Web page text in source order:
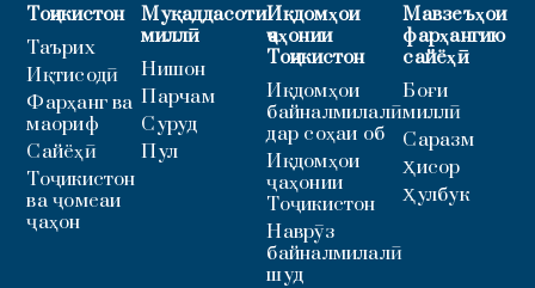
Тоҷикистон
Таърих
Иқтисодӣ
Фарҳанг ва
маориф
Сайёҳӣ
Тоҷикистон
ва ҷомеаи
ҷаҳон
Муқаддасоти
миллӣ
Нишон
Парчам
Суруд
Пул
Иқдомҳои
ҷаҳонии
Тоҷикистон
Иқдомҳои
байналмилалӣ
дар соҳаи об
Иқдомҳои
ҷаҳонии
Тоҷикистон
Наврӯз
байналмилалӣ
шуд
Мавзеъҳои
фарҳангию
сайёҳӣ
Боғи
миллӣ
Саразм
Ҳисор
Ҳулбук